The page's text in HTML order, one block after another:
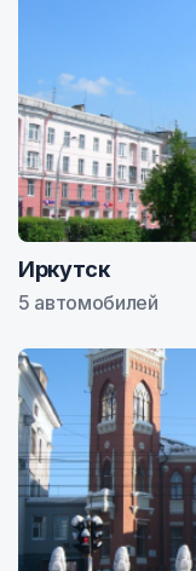
Иркутск
5 автомобилей